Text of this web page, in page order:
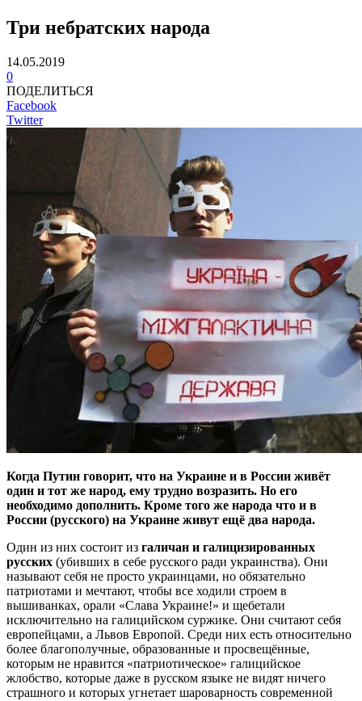
Три небратских народа
14.05.2019
0
ПОДЕЛИТЬСЯ
Facebook
Twitter
Когда Путин говорит, что на Украине и в России живёт
один и тот же народ, ему трудно возразить. Но его
необходимо дополнить. Кроме того же народа что и в
России (русского) на Украине живут ещё два народа.
Один из них состоит из галичан и галицизированных
русских (убивших в себе русского ради украинства). Они
называют себя не просто украинцами, но обязательно
патриотами и мечтают, чтобы все ходили строем в
вышиванках, орали «Слава Украине!» и щебетали
исключительно на галицийском суржике. Они считают себя
европейцами, а Львов Европой. Среди них есть относительно
более благополучные, образованные и просвещённые,
которым не нравится «патриотическое» галицийское
жлобство, которые даже в русском языке не видят ничего
страшного и которых угнетает шароварность современной